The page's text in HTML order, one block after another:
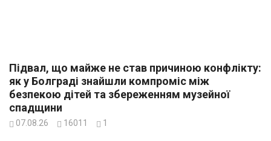
Підвал, що майже не став причиною конфлікту:
як у Болграді знайшли компроміс між
безпекою дітей та збереженням музейної
спадщини
07.08.26 16011 1